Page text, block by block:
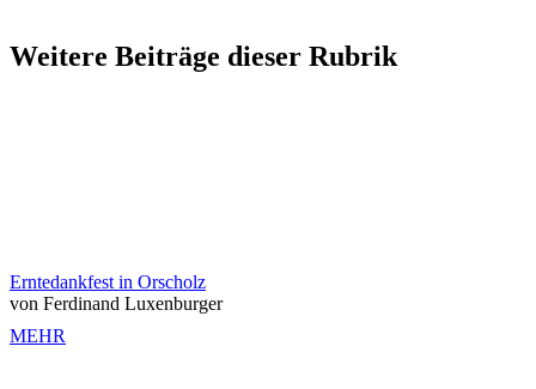
Weitere Beiträge dieser Rubrik
Erntedankfest in Orscholz
von Ferdinand Luxenburger
MEHR